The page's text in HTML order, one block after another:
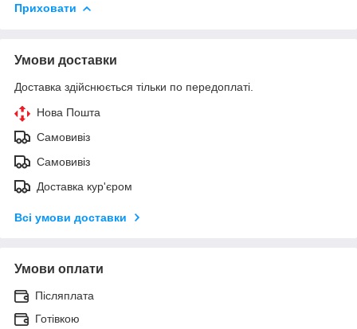
Приховати
Умови доставки
Доставка здійснюється тільки по передоплаті.
Нова Пошта
Самовивіз
Самовивіз
Доставка кур'єром
Всі умови доставки
Умови оплати
Післяплата
Готівкою